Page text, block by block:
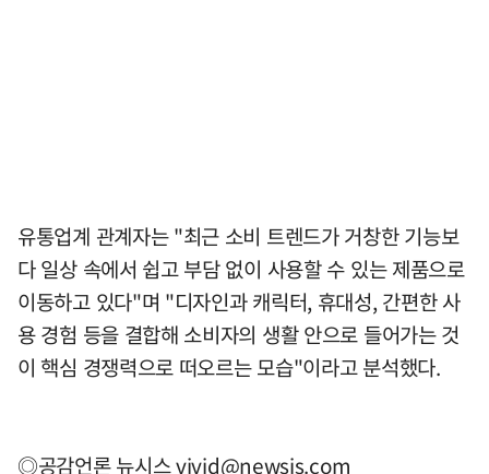
유통업계 관계자는 "최근 소비 트렌드가 거창한 기능보
다 일상 속에서 쉽고 부담 없이 사용할 수 있는 제품으로
이동하고 있다"며 "디자인과 캐릭터, 휴대성, 간편한 사
용 경험 등을 결합해 소비자의 생활 안으로 들어가는 것
이 핵심 경쟁력으로 떠오르는 모습"이라고 분석했다.
◎공감언론 뉴시스vivid@newsis.com